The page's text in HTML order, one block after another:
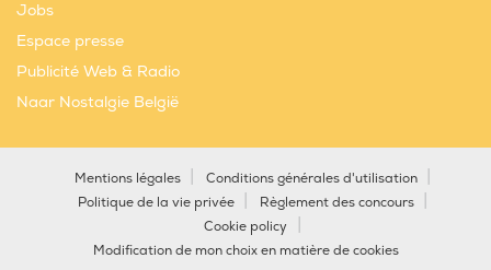
Jobs
Espace presse
Publicité Web & Radio
Naar Nostalgie België
Mentions légales
Conditions générales d'utilisation
Politique de la vie privée
Règlement des concours
Cookie policy
Modification de mon choix en matière de cookies